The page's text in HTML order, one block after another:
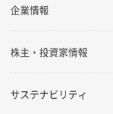
SEKISUI’s Innovation
企業情報
企業情報
ご挨拶
株主・投資家情報
株主・投資家情報
サステナビリティ